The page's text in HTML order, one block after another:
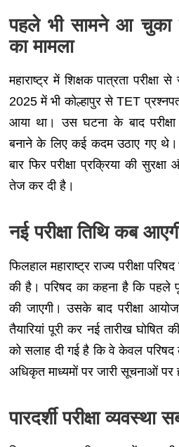
पहले भी सामने आ चुका
का मामला
महाराष्ट्र में शिक्षक पात्रता परीक्षा
2025 में भी कोल्हापुर से TET
आया था। उस घटना के बाद
बनाने के लिए कई कदम उठाए गए थे।
बार फिर परीक्षा प्रक्रिया की
तेज कर दी है।
नई परीक्षा तिथि कब
फिलहाल महाराष्ट्र राज्य परीक्षा
की है। परिषद का कहना है कि पहले
की जाएगी। उसके बाद परीक्षा
तैयारियां पूरी कर नई तारीख घोषित
को सलाह दी गई है कि वे केवल
अधिकृत माध्यमों पर जारी सूचनाओं पर
पारदर्शी परीक्षा व्यवस्था